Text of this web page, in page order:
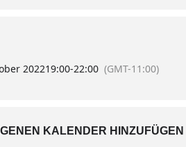
des Vorstands
202219:00-22:00 (GMT-11:00)
KALENDER HINZUFÜGEN